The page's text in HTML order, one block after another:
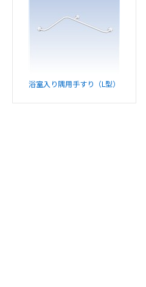
浴室入り隅用手すり（L型）